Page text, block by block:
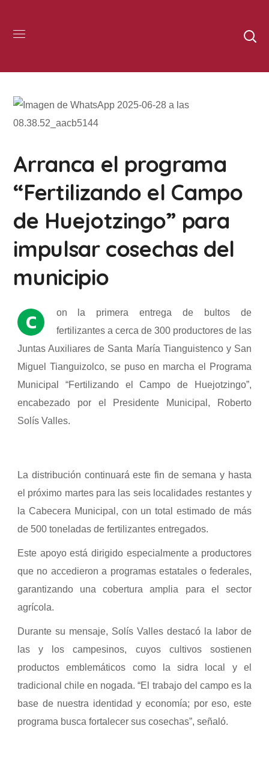
Arranca el programa
“Fertilizando el Campo
de Huejotzingo” para
impulsar cosechas del
municipio
C
on la primera entrega de bultos de
fertilizantes a cerca de 300 productores de las
Juntas Auxiliares de Santa María Tianguistenco y San
Miguel Tianguizolco, se puso en marcha el Programa
Municipal “Fertilizando el Campo de Huejotzingo”,
encabezado por el Presidente Municipal, Roberto
Solís Valles.
La distribución continuará este fin de semana y hasta
el próximo martes para las seis localidades restantes y
la Cabecera Municipal, con un total estimado de más
de 500 toneladas de fertilizantes entregados.
Este apoyo está dirigido especialmente a productores
que no accedieron a programas estatales o federales,
garantizando una cobertura amplia para el sector
agrícola.
Durante su mensaje, Solís Valles destacó la labor de
las y los campesinos, cuyos cultivos sostienen
productos emblemáticos como la sidra local y el
tradicional chile en nogada. “El trabajo del campo es la
base de nuestra identidad y economía; por eso, este
programa busca fortalecer sus cosechas”, señaló.